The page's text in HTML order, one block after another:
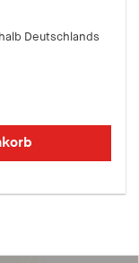
Deutschlands